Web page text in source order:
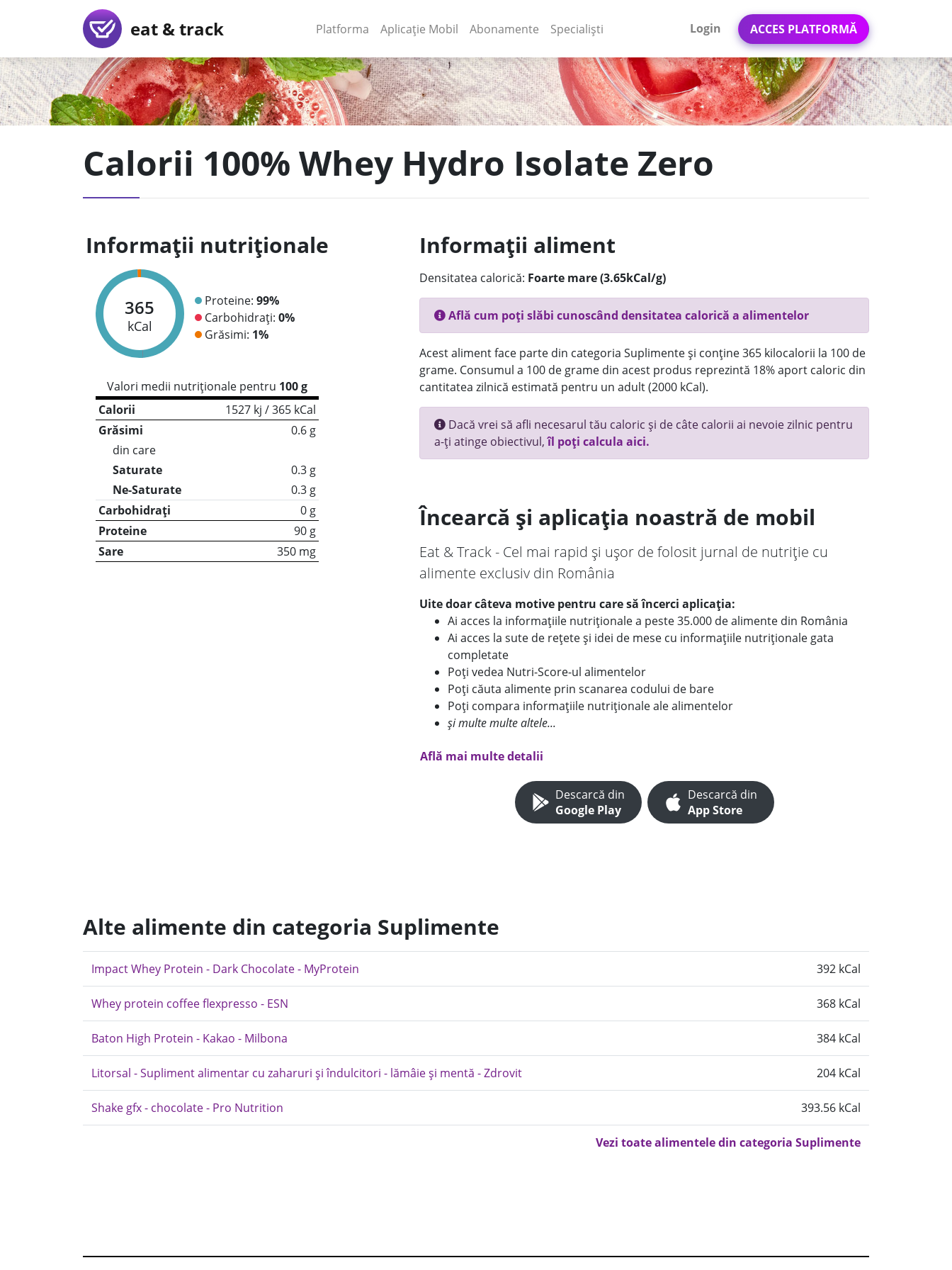
eat & track Platforma (current)
Aplicație Mobil (current)
Abonamente Specialiști Login ACCES PLATFORMĂ
Calorii 100% Whey Hydro Isolate Zero
Informații nutriționale
365
kCal
Proteine: 99%
Carbohidrați: 0%
Grăsimi: 1%
Valori medii nutriționale pentru 100 g
Calorii
1527 kj / 365 kCal
Grăsimi
0.6 g
din care
Saturate
0.3 g
Ne-Saturate
0.3 g
Carbohidrați
0 g
Proteine
90 g
Sare
350 mg
Informații aliment
Densitatea calorică: Foarte mare (3.65kCal/g)
Află cum poți slăbi cunoscând densitatea calorică a alimentelor
Acest aliment face parte din categoria Suplimente și conține 365 kilocalorii la 100 de
grame. Consumul a 100 de grame din acest produs reprezintă 18% aport caloric din
cantitatea zilnică estimată pentru un adult (2000 kCal).
Dacă vrei să afli necesarul tău caloric și de câte calorii ai nevoie zilnic pentru
a-ți atinge obiectivul,îl poți calcula aici.
Încearcă și aplicația noastră de mobil
Eat & Track - Cel mai rapid și ușor de folosit jurnal de nutriție cu
alimente exclusiv din România
Uite doar câteva motive pentru care să încerci aplicația:
Ai acces la informațiile nutriționale a peste 35.000 de alimente din România
Ai acces la sute de rețete și idei de mese cu informațiile nutriționale gata
completate
Poți vedea Nutri-Score-ul alimentelor
Poți căuta alimente prin scanarea codului de bare
Poți compara informațiile nutriționale ale alimentelor
și multe multe altele...
Află mai multe detalii
Descarcă din
Google Play
Descarcă din
App Store
Alte alimente din categoria Suplimente
Impact Whey Protein - Dark Chocolate - MyProtein 392 kCal
Whey protein coffee flexpresso - ESN 368 kCal
Baton High Protein - Kakao - Milbona 384 kCal
Litorsal - Supliment alimentar cu zaharuri și îndulcitori - lămâie și mentă - Zdrovit 204 kCal
Shake gfx - chocolate - Pro Nutrition 393.56 kCal
Vezi toate alimentele din categoria Suplimente